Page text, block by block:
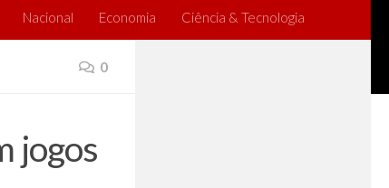
Nacional Economia Ciência & Tecnologia
0
jogos